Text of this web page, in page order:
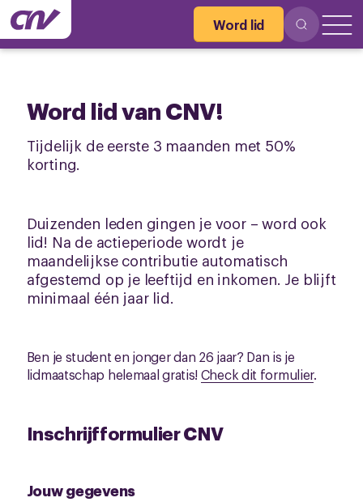
Word lid
Word lid van CNV!
Tijdelijk de eerste 3 maanden met 50%
korting.
Duizenden leden gingen je voor – word ook
lid! Na de actieperiode wordt je
maandelijkse contributie automatisch
afgestemd op je leeftijd en inkomen. Je blijft
minimaal één jaar lid.
Ben je student en jonger dan 26 jaar? Dan is je
lidmaatschap helemaal gratis! Check dit formulier.
Inschrijfformulier CNV
Jouw gegevens